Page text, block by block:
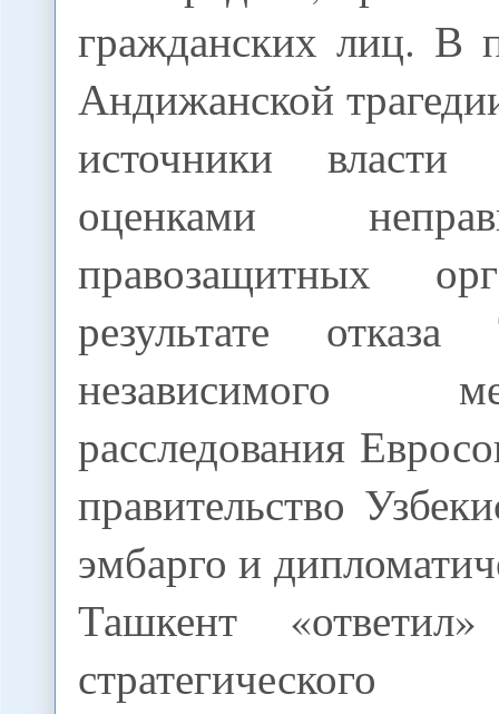
гражданских лиц. В
Андижанской
источники
оценками
правозащитных
результате
независимого
расследования
правительство
эмбарго и
Ташкент